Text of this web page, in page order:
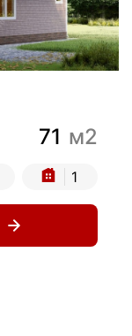
71 м2
1